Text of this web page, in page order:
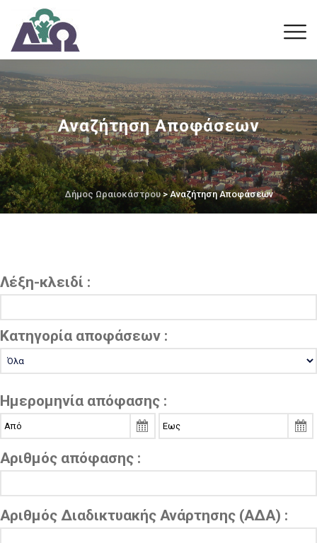
Αναζήτηση Αποφάσεων
Δήμος Ωραιοκάστρου> Αναζήτηση Αποφάσεων
Λέξη-κλειδί :
Κατηγορία αποφάσεων :
Ημερομηνία απόφασης :
Αριθμός απόφασης :
Αριθμός Διαδικτυακής Ανάρτησης (ΑΔΑ) :